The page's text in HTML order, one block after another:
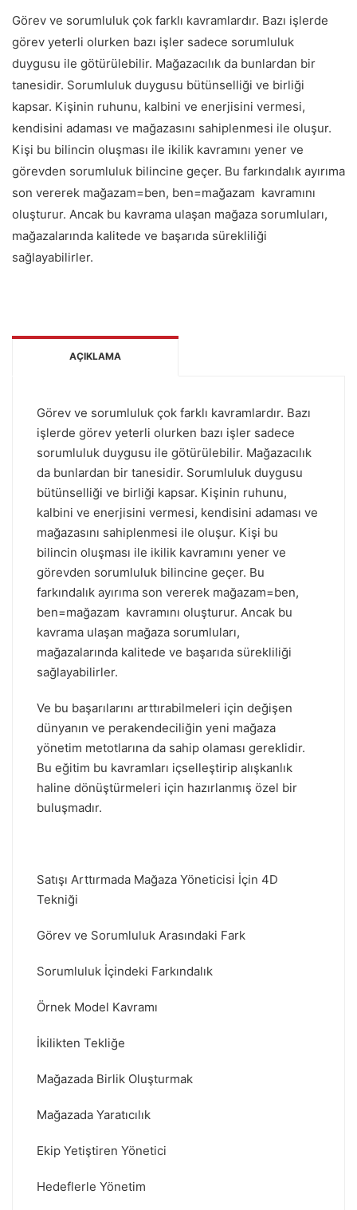
Görev ve sorumluluk çok farklı kavramlardır. Bazı işlerde
görev yeterli olurken bazı işler sadece sorumluluk
duygusu ile götürülebilir. Mağazacılık da bunlardan bir
tanesidir. Sorumluluk duygusu bütünselliği ve birliği
kapsar. Kişinin ruhunu, kalbini ve enerjisini vermesi,
kendisini adaması ve mağazasını sahiplenmesi ile oluşur.
Kişi bu bilincin oluşması ile ikilik kavramını yener ve
görevden sorumluluk bilincine geçer. Bu farkındalık ayırıma
son vererek mağazam=ben, ben=mağazam kavramını
oluşturur. Ancak bu kavrama ulaşan mağaza sorumluları,
mağazalarında kalitede ve başarıda sürekliliği
sağlayabilirler.
AÇIKLAMA
Görev ve sorumluluk çok farklı kavramlardır. Bazı
işlerde görev yeterli olurken bazı işler sadece
sorumluluk duygusu ile götürülebilir. Mağazacılık
da bunlardan bir tanesidir. Sorumluluk duygusu
bütünselliği ve birliği kapsar. Kişinin ruhunu,
kalbini ve enerjisini vermesi, kendisini adaması ve
mağazasını sahiplenmesi ile oluşur. Kişi bu
bilincin oluşması ile ikilik kavramını yener ve
görevden sorumluluk bilincine geçer. Bu
farkındalık ayırıma son vererek mağazam=ben,
ben=mağazam kavramını oluşturur. Ancak bu
kavrama ulaşan mağaza sorumluları,
mağazalarında kalitede ve başarıda sürekliliği
sağlayabilirler.
Ve bu başarılarını arttırabilmeleri için değişen
dünyanın ve perakendeciliğin yeni mağaza
yönetim metotlarına da sahip olaması gereklidir.
Bu eğitim bu kavramları içselleştirip alışkanlık
haline dönüştürmeleri için hazırlanmış özel bir
buluşmadır.
Satışı Arttırmada Mağaza Yöneticisi İçin 4D
Tekniği
Görev ve Sorumluluk Arasındaki Fark
Sorumluluk İçindeki Farkındalık
Örnek Model Kavramı
İkilikten Tekliğe
Mağazada Birlik Oluşturmak
Mağazada Yaratıcılık
Ekip Yetiştiren Yönetici
Hedeflerle Yönetim